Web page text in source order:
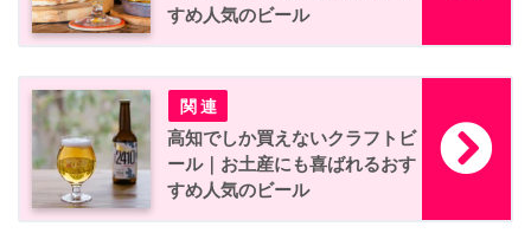
すめ人気のビール
高知でしか買えないクラフトビ
ール｜お土産にも喜ばれるおす
すめ人気のビール